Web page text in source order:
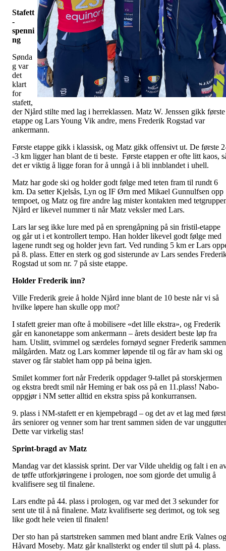
Stafett
-
spenni
ng
Sønda
g var
det
klart
for
stafett,
der Njård stilte med lag i herreklassen. Matz W. Jenssen gikk første
etappe og Lars Young Vik andre, mens Frederik Rogstad var
ankermann.
Første etappe gikk i klassisk, og Matz gikk offensivt ut. De første
‑3 km ligger han blant de ti beste. Første etappen er ofte litt kaos,
det er viktig å ligge foran for å unngå i å bli innblandet i uhell.
Matz har gode ski og holder godt følge med teten fram til rundt 6
km. Da setter Kjelsås, Lyn og IF Ørn med Mikael Gunnulfsen opp
tempoet, og Matz og fire andre lag mister kontakten med
Njård er likevel nummer ti når Matz veksler med Lars.
Lars lar seg ikke lure med på en sprengåpning på sin fristil-etappe
og går ut i et kontrollert tempo. Han holder likevel godt følge med
lagene rundt seg og holder jevn fart. Ved runding 5 km er Lars
på 8. plass. Etter en sterk og god sisterunde av Lars sendes
Rogstad ut som nr. 7 på siste etappe.
Holder Frederik inn?
Ville Frederik greie å holde Njård inne blant de 10 beste når vi så
hvilke løpere han skulle opp mot?
I stafett greier man ofte å mobilisere «det lille ekstra», og Frederik
går en kanonetappe som ankermann – årets desidert beste løp fra
ham. Utslitt, svimmel og særdeles fornøyd segner Frederik
målgården. Matz og Lars kommer løpende til og får av ham ski og
staver og får stablet ham opp på beina igjen.
Smilet kommer fort når Frederik oppdager 9-tallet på storskjermen
og ekstra bredt smil når Heming er bak oss på en 11.plass! Nabo-
oppgjør i NM setter alltid en ekstra spiss på konkurransen.
9. plass i NM-stafett er en kjempebragd – og det av et lag med
års seniorer og venner som har trent sammen siden de var
Dette var virkelig stas!
Sprint-bragd av Matz
Mandag var det klassisk sprint. Der var Vilde uheldig og falt i en
de tøffe utforkjøringene i prologen, noe som gjorde det umulig å
kvalifisere seg til finalene.
Lars endte på 44. plass i prologen, og var med det 3 sekunder for
sent ute til å nå finalene. Matz kvalifiserte seg derimot, og tok seg
like godt hele veien til finalen!
Der sto han på startstreken sammen med blant andre Erik Valnes og
Håvard Moseby. Matz går knallsterkt og ender til slutt på 4. plass.